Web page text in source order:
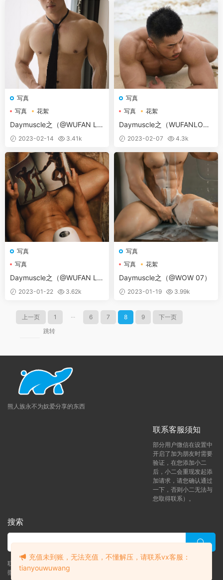
写真
写真
花絮
Daymuscle之（@WUFAN LO
VE 02-健身上瘾）
2023-02-14 3.41k
写真
写真
花絮
Daymuscle之（WUFANLOVE
2 純黑2）
2023-02-07 4.3k
写真
写真
Daymuscle之（@WUFAN LO
VE 02 [ARSE]）
2023-01-22 3.62k
写真
写真
花絮
Daymuscle之（@WOW 07）
2023-01-19 3.99k
上一页 1 ··· 6 7 8 9
下一页
跳转
熊人族永不为奴爱分享的东西
联系客服须知
部分用户微信在设置中
开启了加为朋友时需要
验证，在您添加小二
后，小二会重现发起添
加请求，请您确认通过
一下，否则小二无法与
您取得联系）。
搜索
联系客服 (添加后告诉客服-来自熊人族咨询问题)
微信客服（tianyouwuwang）
充值未到账，无法充值，不懂解压，请联系vx客服：
tianyouwuwang